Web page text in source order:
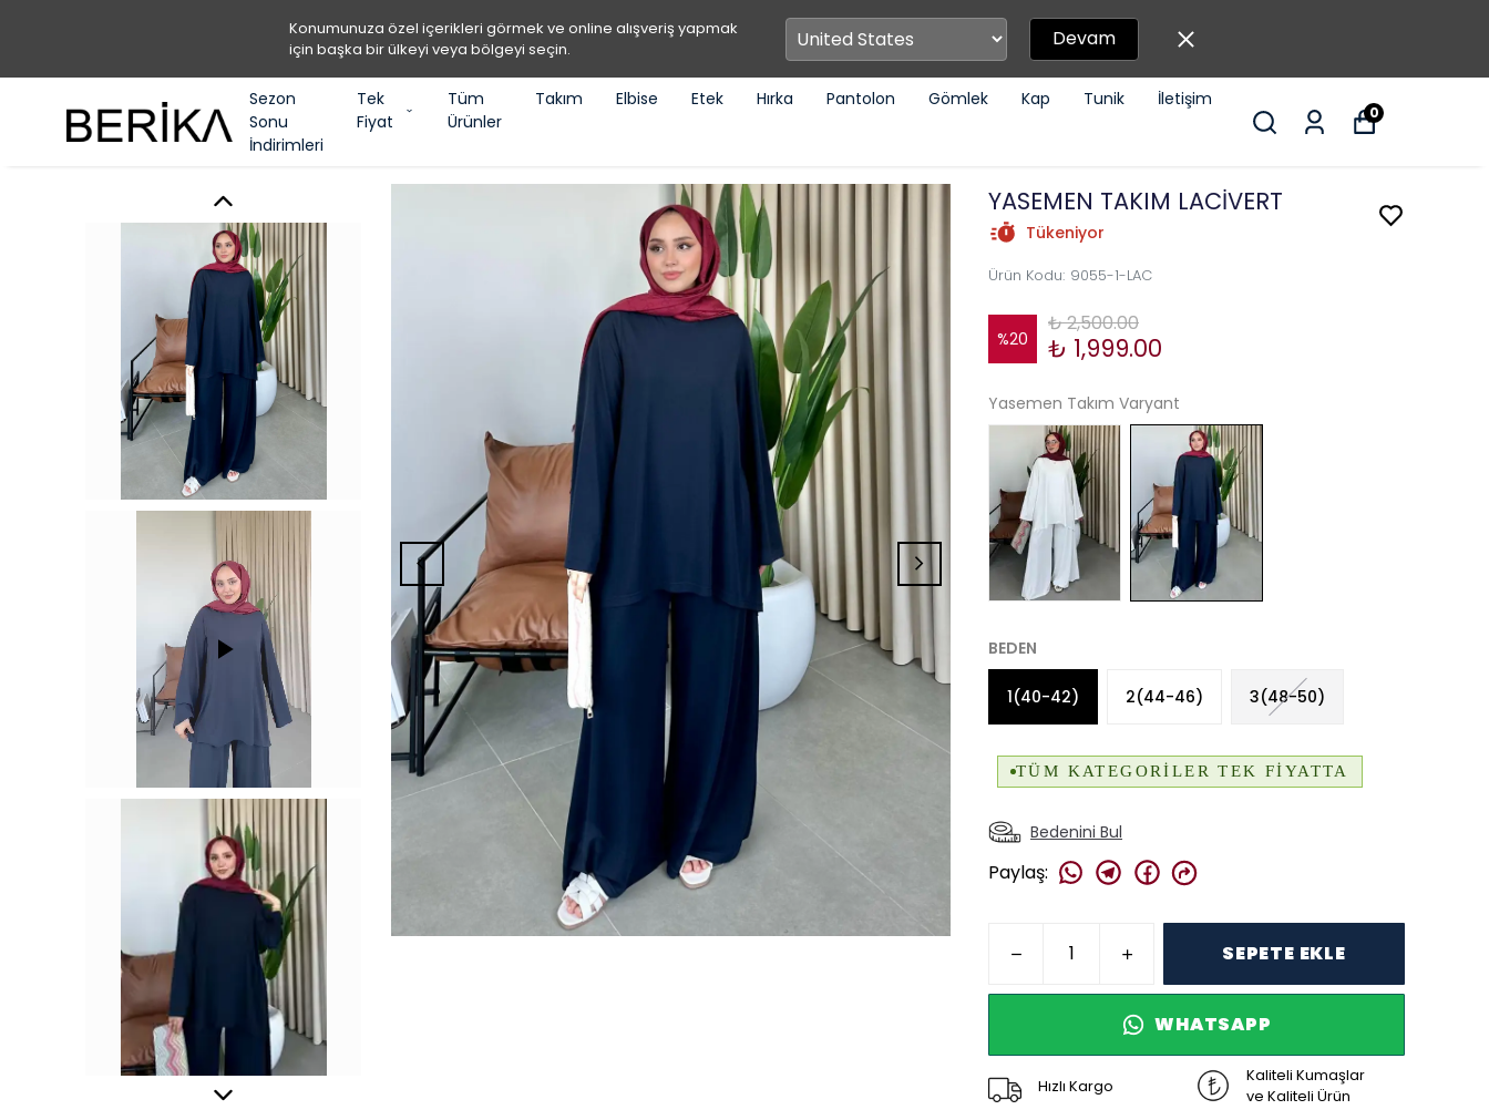
Konumunuza özel içerikleri görmek ve online alışveriş yapmak
için başka bir ülkeyi veya bölgeyi seçin.
Devam
Sezon
Sonu
İndirimleri
Tek
Fiyat
Tüm
Ürünler
Takım Elbise Etek Hırka Pantolon Gömlek Kap Tunik İletişim
0
YASEMEN TAKIM LACİVERT
Tükeniyor
Ürün Kodu: 9055-1-LAC
%20
₺ 2,500.00
₺ 1,999.00
Yasemen Takım Varyant
BEDEN
1(40-42) 2(44-46) 3(48-50)
Bedenini Bul
Paylaş:
SEPETE EKLE
WHATSAPP
Hızlı Kargo
Kaliteli Kumaşlar
ve Kaliteli Ürün